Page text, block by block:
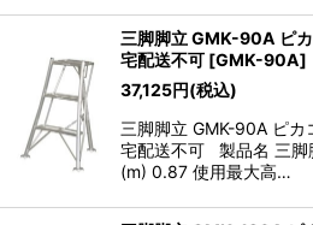
三脚脚立 GMK-90A ピ
宅配送不可 [GMK-90A]
37,125円(税込)
三脚脚立 GMK-90A ピカ
宅配送不可 製品名 三脚
(m) 0.87 使用最大高…